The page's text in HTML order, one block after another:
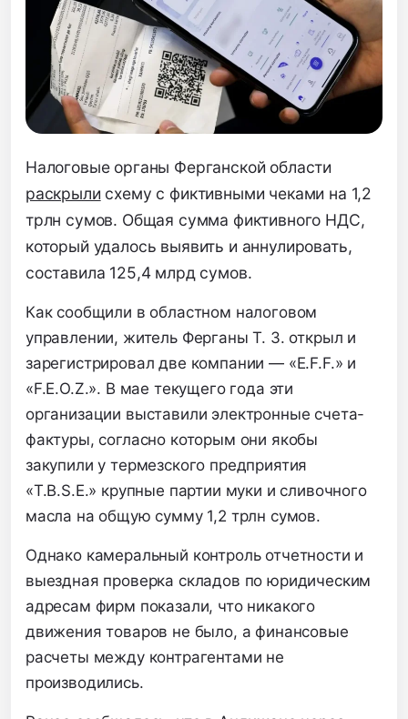
Налоговые органы Ферганской области
раскрыли схему с фиктивными чеками на 1,2
трлн сумов. Общая сумма фиктивного НДС,
который удалось выявить и аннулировать,
составила 125,4 млрд сумов.
Как сообщили в областном налоговом
управлении, житель Ферганы Т. З. открыл и
зарегистрировал две компании — «E.F.F.» и
«F.E.O.Z.». В мае текущего года эти
организации выставили электронные счета-
фактуры, согласно которым они якобы
закупили у термезского предприятия
«T.B.S.E.» крупные партии муки и сливочного
масла на общую сумму 1,2 трлн сумов.
Однако камеральный контроль отчетности и
выездная проверка складов по юридическим
адресам фирм показали, что никакого
движения товаров не было, а финансовые
расчеты между контрагентами не
производились.